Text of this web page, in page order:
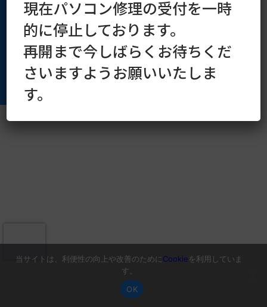
現在パソコン修理の受付を一時
的に停止しております。
再開まで今しばらくお待ちくだ
さいますようお願いいたしま
す。
当サイトは、利便性の向上や改善のためにCookieを利用していま
す。
OK